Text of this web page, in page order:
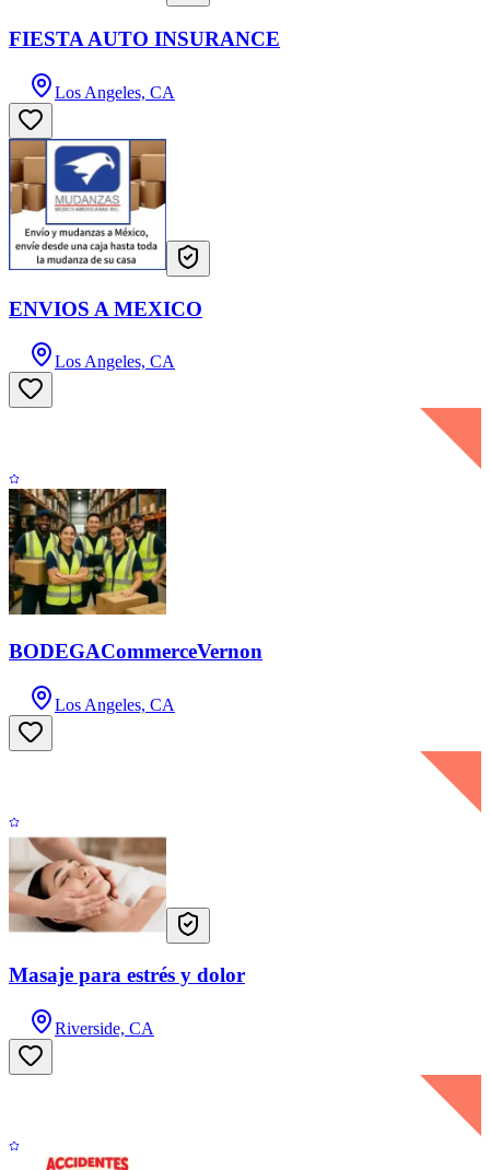
FIESTA AUTO INSURANCE
Los Angeles, CA
ENVIOS A MEXICO
Los Angeles, CA
BODEGACommerceVernon
Los Angeles, CA
Masaje para estrés y dolor
Riverside, CA